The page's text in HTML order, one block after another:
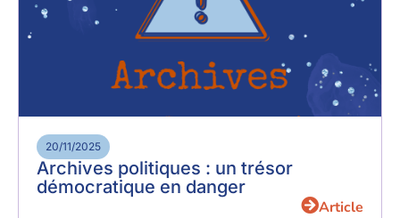
20/11/2025
Archives politiques : un trésor
démocratique en danger
Article